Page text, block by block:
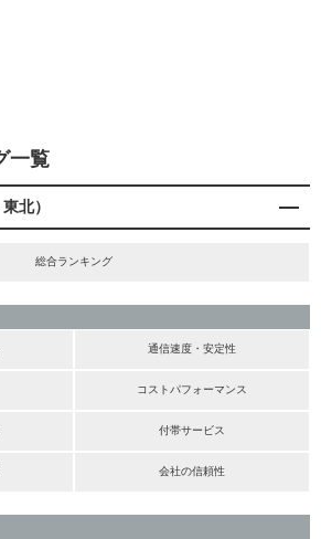
一覧
北）
総合ランキング
通信速度・安定性
コストパフォーマンス
付帯サービス
会社の信頼性